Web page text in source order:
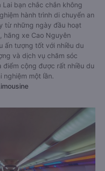
Lai bạn chắc chắn không
hành trình di chuyển an
từ những ngày đầu hoạt
hãng xe Cao Nguyên
ấn tượng tốt với nhiều du
và dịch vụ chăm sóc
điểm cộng được rất nhiều du
nghiệm một lần.